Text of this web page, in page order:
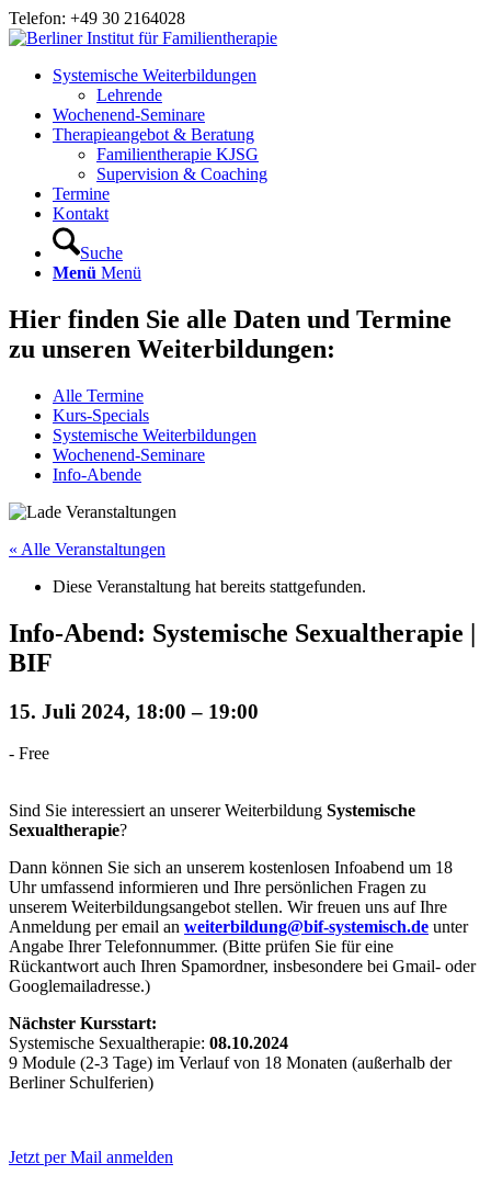
Telefon: +49 30 2164028
Systemische Weiterbildungen
Lehrende
Wochenend-Seminare
Therapieangebot & Beratung
Familientherapie KJSG
Supervision & Coaching
Termine
Kontakt
Suche
Menü Menü
Hier finden Sie alle Daten und Termine
zu unseren Weiterbildungen:
Alle Termine
Kurs-Specials
Systemische Weiterbildungen
Wochenend-Seminare
Info-Abende
« Alle Veranstaltungen
Diese Veranstaltung hat bereits stattgefunden.
Info-Abend: Systemische Sexualtherapie |
BIF
15. Juli 2024, 18:00 – 19:00
- Free
Sind Sie interessiert an unserer Weiterbildung Systemische
Sexualtherapie?
Dann können Sie sich an unserem kostenlosen Infoabend um 18
Uhr umfassend informieren und Ihre persönlichen Fragen zu
unserem Weiterbildungsangebot stellen. Wir freuen uns auf Ihre
Anmeldung per email an weiterbildung@bif-systemisch.de unter
Angabe Ihrer Telefonnummer. (Bitte prüfen Sie für eine
Rückantwort auch Ihren Spamordner, insbesondere bei Gmail- oder
Googlemailadresse.)
Nächster Kursstart:
Systemische Sexualtherapie: 08.10.2024
9 Module (2-3 Tage) im Verlauf von 18 Monaten (außerhalb der
Berliner Schulferien)
Jetzt per Mail anmelden